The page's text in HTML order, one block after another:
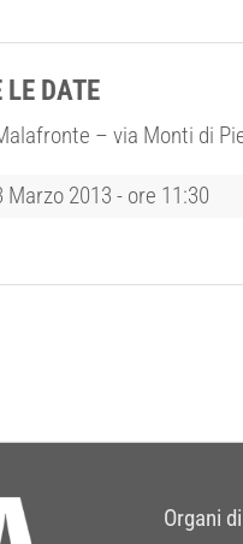
LE DATE
– via Monti di
Marzo 2013 - ore 11:30
Organi